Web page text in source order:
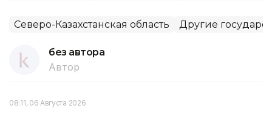
Северо-Казахстанская область Другие
без автора
Автор
08:11, 06 Августа 2026